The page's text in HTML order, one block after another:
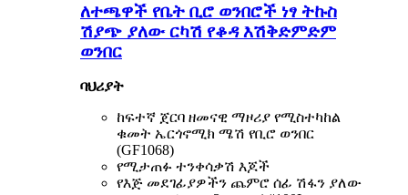
ለተጫዋች የቤት ቢሮ ወንበሮች ነፃ ትኩስ
ሽያጭ ያለው ርካሽ የቆዳ እሽቅድምድም
ወንበር
ባህሪያት
ከፍተኛ ጀርባ ዘመናዊ ማዞሪያ የሚስተካከል
ቁመት ኤርጎኖሚክ ሜሽ የቢሮ ወንበር
(GF1068)
የሚታጠፉ ተንቀሳቃሽ እጆች
የእጅ መደገፊያዎችን ጨምሮ ሰፊ ሽፋን ያለው